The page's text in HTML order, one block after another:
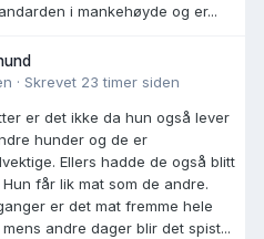
i mankehøyde og er...
· Skrevet 23 timer siden
er det ikke da hun også lever
hunder og de er
Ellers hadde de også blitt
Hun får lik mat som de andre.
er det mat fremme hele
andre dager blir det spist...